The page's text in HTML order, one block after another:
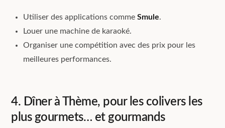
Utiliser des applications commeSmule.
Louer une machine de karaoké.
Organiser une compétition avec des prix pour les
meilleures performances.
4. Dîner à Thème, pour les colivers les
plus gourmets… et gourmands